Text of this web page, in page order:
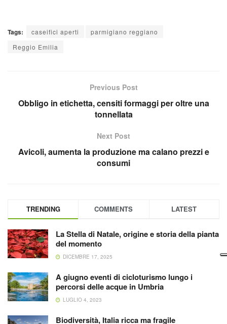
Tags: caseifici aperti
parmigiano reggiano
Reggio Emilia
Previous Post
Obbligo in etichetta, censiti formaggi per oltre una
tonnellata
Next Post
Avicoli, aumenta la produzione ma calano prezzi e
consumi
TRENDING COMMENTS LATEST
La Stella di Natale, origine e storia della pianta
del momento
DICEMBRE 17, 2025
A giugno eventi di cicloturismo lungo i
percorsi delle acque in Umbria
LUGLIO 4, 2023
Biodiversità, Italia ricca ma fragile